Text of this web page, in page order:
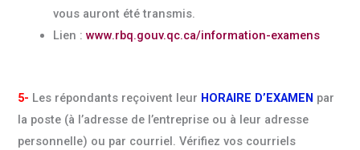
vous auront été transmis.
Lien : www.rbq.gouv.qc.ca/information-examens
5- Les répondants reçoivent leur HORAIRE D’EXAMEN par
la poste (à l’adresse de l’entreprise ou à leur adresse
personnelle) ou par courriel. Vérifiez vos courriels